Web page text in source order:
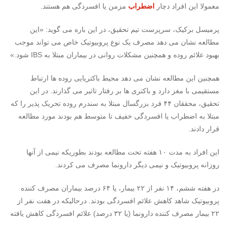
معمولا این افراد دچار
اضطراب مزمن یا افسردگی هم هستند.
پرمیسل برکیک، سرپرست تیم تحقیق، در این باره می گوید: «این
مطالعه نشان می دهد مصرف یک نوع پروبیوتیک خاص می تواند موجب
بهبود علائم روده و همچنین مشکلات روانی در بیماران مبتلا به IBS شود.»
همچنین این مطالعه نشان می دهد محیط باکتریایی روده ها ارتباط
مستقیمی با مغز دارد و باکتری ها بر رفتار تاثیر می گذارند. در این
تحقیق، محققان ۴۴ فرد بزرگسال مبتلا به سندرم روده تحریک پذیر را که
مبتلا به اضطراب یا افسردگی خفیف تا متوسط هم بودند مورد مطالعه
قرار دادند.
این افراد به مدت ۱۰ هفته تحت مطالعه بودند بطوریکه نیمی از آنها
روزانه پروبیوتیک و نیمی دیگر دارونما مصرف می کردند.
در هفته ششم، ۱۴ نفر از ۲۲ بیمار، یا ۶۴ درصد بیماران مصرف کننده
پروبیوتیک شاهد کاهش علائم افسردگی بودند. درحالیکه در هفت نفر از
۲۲ بیمار مصرف کننده دارونما (یا ۳۲ درصد) علائم افسردگی کاهش یافته